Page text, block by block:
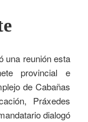
una reunión esta
provincial e
de Cabañas
Práxedes
dialogó